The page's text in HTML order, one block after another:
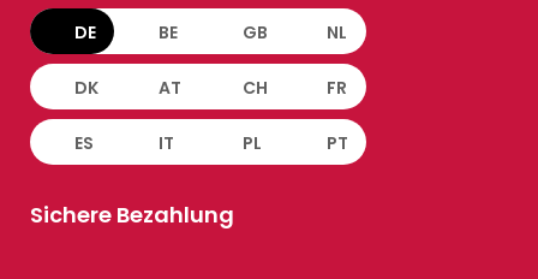
DE BE GB NL
DK AT CH FR
ES IT PL PT
Sichere Bezahlung